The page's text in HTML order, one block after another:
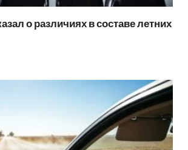
о различиях в составе летних